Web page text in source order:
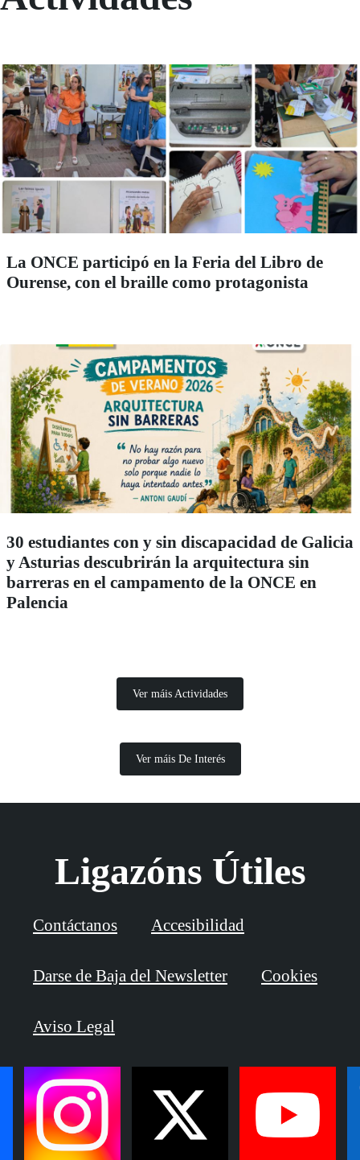
La ONCE participó en la Feria del Libro de
Ourense, con el braille como protagonista
30 estudiantes con y sin discapacidad de Galicia
y Asturias descubrirán la arquitectura sin
barreras en el campamento de la ONCE en
Palencia
Ver máis Actividades
Ver máis De Interés
Ligazóns Útiles
Contáctanos Accesibilidad
Darse de Baja del Newsletter Cookies
Aviso Legal